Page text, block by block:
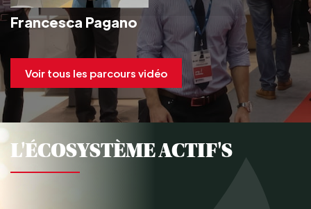
Francesca Pagano
Voir tous les parcours vidéo
L'ÉCOSYSTÈME ACTIF'S